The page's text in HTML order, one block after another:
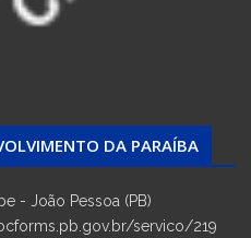
DA PARAÍBA
- João Pessoa (PB)
servico/219